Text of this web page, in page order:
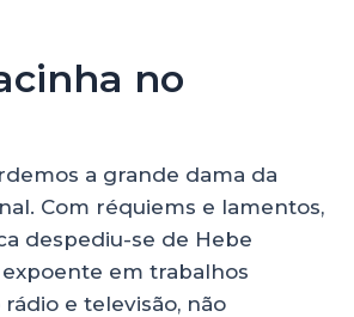
no
a grande dama da
Com réquiems e lamentos,
despediu-se de Hebe
expoente em trabalhos
e televisão, não